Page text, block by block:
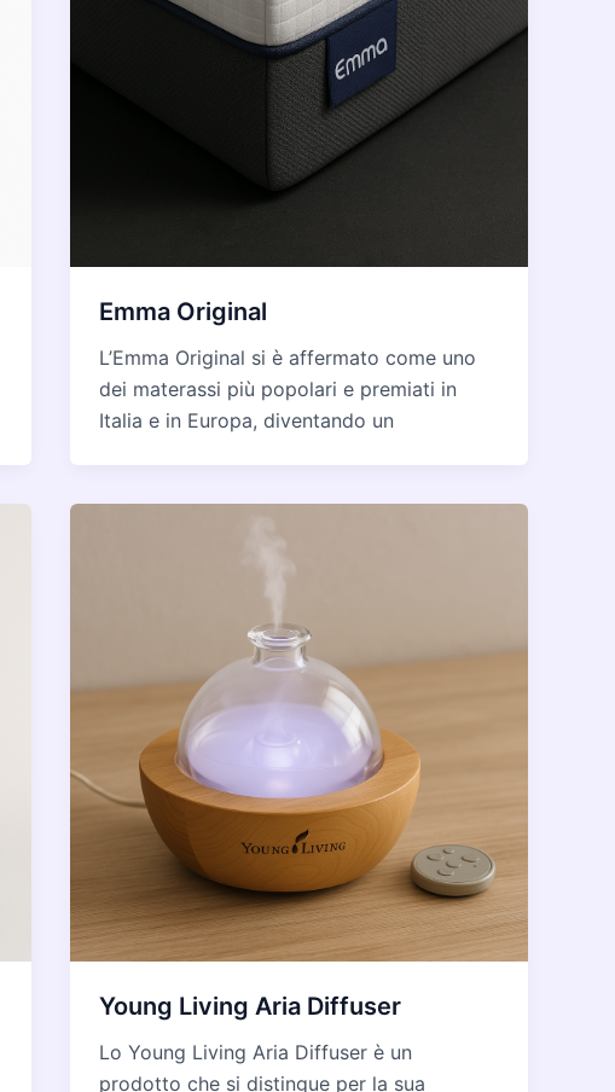
Emma Original
L’Emma Original si è affermato come uno
dei materassi più popolari e premiati in
Italia e in Europa, diventando un
Young Living Aria Diffuser
Lo Young Living Aria Diffuser è un
prodotto che si distingue per la sua